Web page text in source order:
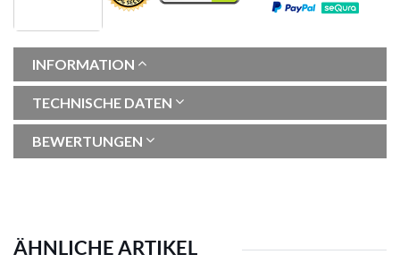
INFORMATION
TECHNISCHE DATEN
BEWERTUNGEN
ÄHNLICHE ARTIKEL